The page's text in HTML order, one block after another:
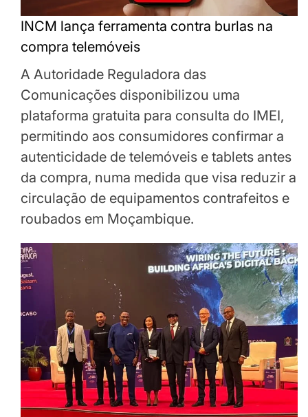
INCM lança ferramenta contra burlas na
compra telemóveis
A Autoridade Reguladora das
Comunicações disponibilizou uma
plataforma gratuita para consulta do IMEI,
permitindo aos consumidores confirmar a
autenticidade de telemóveis e tablets antes
da compra, numa medida que visa reduzir a
circulação de equipamentos contrafeitos e
roubados em Moçambique.